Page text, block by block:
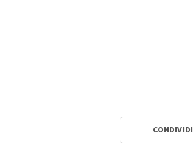
CONDIVIDI